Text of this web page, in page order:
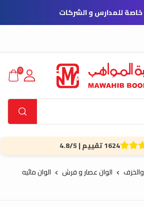
خاصة للمدارس و الشركات
0
1624 تقييم | 4.8/5
الوان عصار و فرش
الوان مائيه